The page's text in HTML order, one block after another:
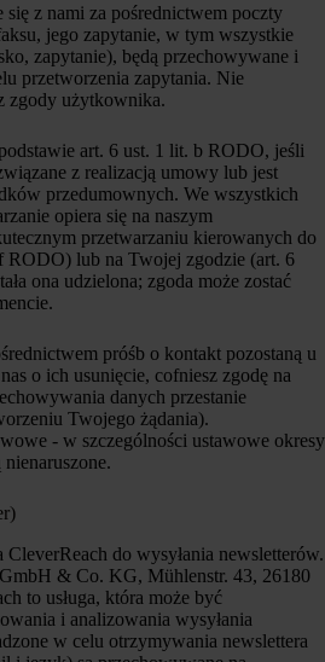
z nami za pośrednictwem poczty
jego zapytanie, w tym wszystkie
zapytanie), będą przechowywane i
przetworzenia zapytania. Nie
zgody użytkownika.
art. 6 ust. 1 lit. b RODO, jeśli
z realizacją umowy lub jest
przedumownych. We wszystkich
opiera się na naszym
przetwarzaniu kierowanych do
RODO) lub na Twojej zgodzie (art. 6
ona udzielona; zgoda może zostać
próśb o kontakt pozostaną u
o ich usunięcie, cofniesz zgodę na
danych przestanie
Twojego żądania).
- w szczególności ustawowe okresy
do wysyłania newsletterów.
& Co. KG, Mühlenstr. 43, 26180
to usługa, która może być
i analizowania wysyłania
w celu otrzymywania newslettera